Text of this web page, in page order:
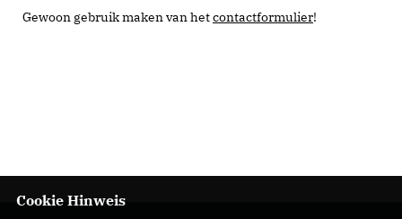
Gewoon gebruik maken van hetcontactformulier!
Cookie Hinweis